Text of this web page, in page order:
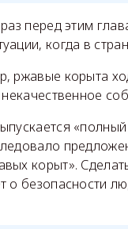
перед этим
когда в
ржавые корыта
корыт».
о безопасности